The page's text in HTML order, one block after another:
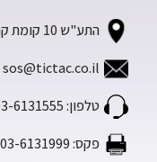
התע"ש 10 קומת קרקע, רמת גן
sos@tictac.co.il
טלפון: 03-6131555
פקס: 03-6131999